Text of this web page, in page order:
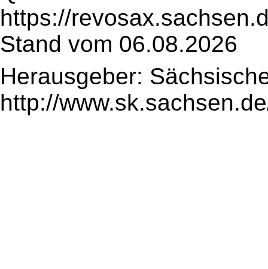
https://
Stand vom 06.08.2026
Herausgeber:
http://